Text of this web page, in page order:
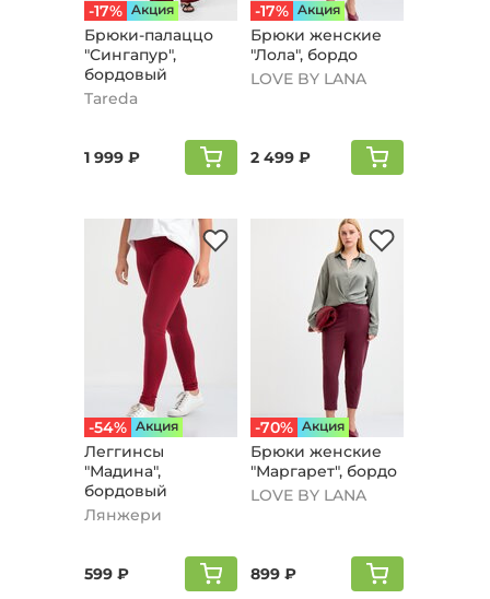
-17% Aкция
Брюки-палаццо
"Сингапур",
бордовый
Tareda
1 999 ₽
-17% Aкция
Брюки женские
"Лола", бордо
LOVE BY LANA
2 499 ₽
-54% Aкция
Леггинсы
"Мадина",
бордовый
Лянжери
599 ₽
-70% Aкция
Брюки женские
"Маргарeт", бордо
LOVE BY LANA
899 ₽